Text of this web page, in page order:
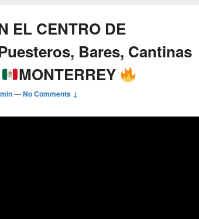
EL CENTRO DE
Bares, Cantinas
MONTERREY
—No Comments ↓